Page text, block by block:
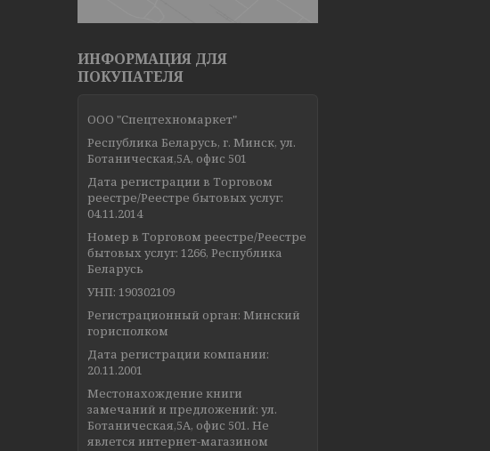
ИНФОРМАЦИЯ ДЛЯ
ПОКУПАТЕЛЯ
ООО "Спецтехномаркет"
Республика Беларусь, г. Минск, ул.
Ботаническая,5А, офис 501
Дата регистрации в Торговом
реестре/Реестре бытовых услуг:
04.11.2014
Номер в Торговом реестре/Реестре
бытовых услуг: 1266, Республика
Беларусь
УНП: 190302109
Регистрационный орган: Минский
горисполком
Дата регистрации компании:
20.11.2001
Местонахождение книги
замечаний и предложений: ул.
Ботаническая,5А, офис 501. Не
явлется интернет-магазином